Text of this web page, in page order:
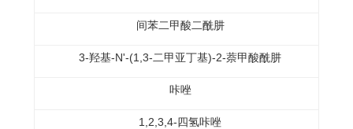
间苯二甲酸二酰肼
3-羟基-N'-(1,3-二甲亚丁基)-2-萘甲酸酰肼
咔唑
1,2,3,4-四氢咔唑